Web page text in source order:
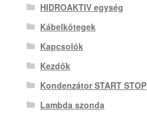
HIDROAKTIV egység
Kábelkötegek
Kapcsolók
Kezdők
Kondenzátor START STOP
Lambda szonda